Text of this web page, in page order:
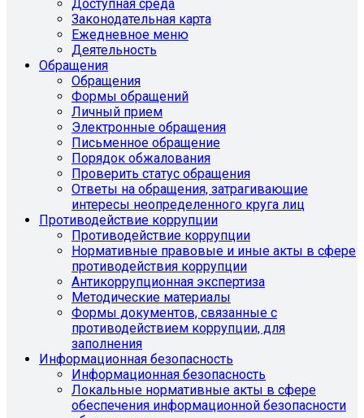
Доступная среда
Законодательная карта
Ежедневное меню
Деятельность
Обращения
Обращения
Формы обращений
Личный прием
Электронные обращения
Письменное обращение
Порядок обжалования
Проверить статус обращения
Ответы на обращения, затрагивающие
интересы неопределенного круга лиц
Противодействие коррупции
Противодействие коррупции
Нормативные правовые и иные акты в сфере
противодействия коррупции
Антикоррупционная экспертиза
Методические материалы
Формы документов, связанные с
противодействием коррупции, для
заполнения
Информационная безопасность
Информационная безопасность
Локальные нормативные акты в сфере
обеспечения информационной безопасности